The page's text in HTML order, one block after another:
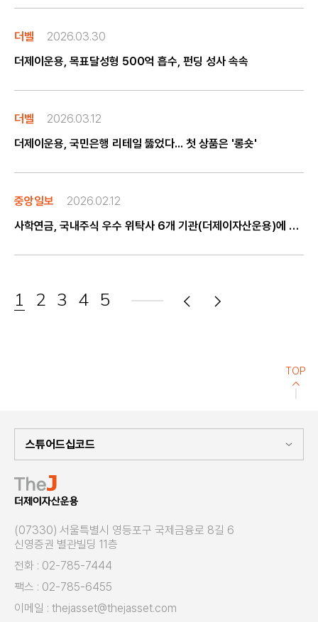
더벨
2026.03.30
더제이운용, 목표달성형 500억 흡수, 펀딩 성사 속속
더벨
2026.03.12
더제이운용, 국민은행 리테일 뚫었다... 첫 상품은 '롱숏'
중앙일보
2026.02.12
사학연금, 국내주식 우수 위탁사 6개 기관(더제이자산운용)에 감사패 수여
전
1 2 3 4 5
TOP
(07330) 서울특별시 영등포구 국제금융로 8길 6
신영증권 별관빌딩 11층
전화 : 02-785-7444
팩스 : 02-785-6455
이메일 : thejasset@thejasset.com